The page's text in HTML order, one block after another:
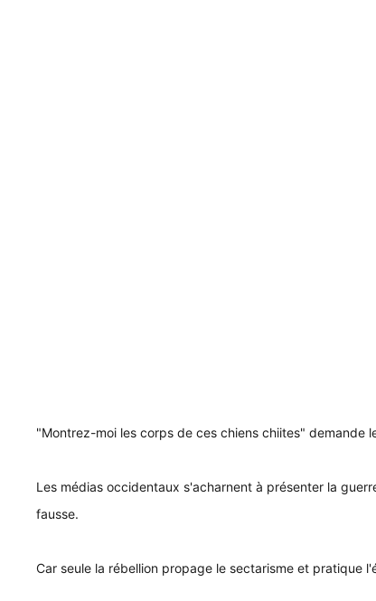
"Montrez-moi les corps de ces chiens chiites" demande
Les médias occidentaux s'acharnent à présenter la
fausse.
Car seule la rébellion propage le sectarisme et pratique